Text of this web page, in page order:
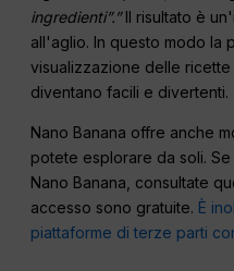
ingredienti”.”Il risultato è
all'aglio. In questo modo la
visualizzazione delle
diventano facili e divertenti.
Nano Banana offre anche
potete esplorare da soli.
Nano Banana, consultate
accesso sono gratuite. È
piattaforme di terze parti